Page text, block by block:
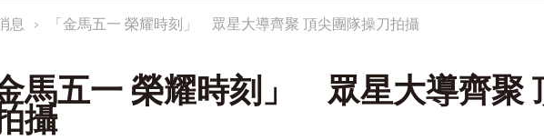
息 「金馬五一 榮耀時刻」 眾星大導齊聚 頂尖團隊操刀拍攝
金馬五一 榮耀時刻」 眾星大導齊聚
攝